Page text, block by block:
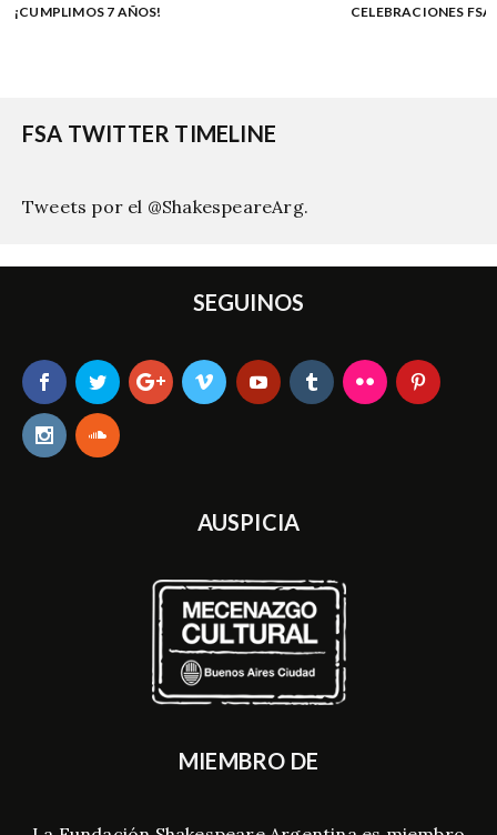
¡CUMPLIMOS 7 AÑOS! CELEBRACIONES
FSA TWITTER TIMELINE
Tweets por el @ShakespeareArg.
SEGUINOS
AUSPICIA
MIEMBRO DE